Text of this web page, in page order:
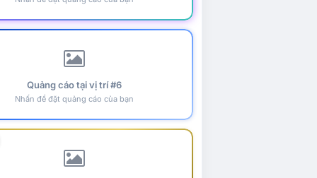
Quảng cáo tại vị trí #6
Nhấn để đặt quảng cáo của bạn